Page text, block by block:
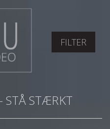
FILTER
STÅ STÆRKT